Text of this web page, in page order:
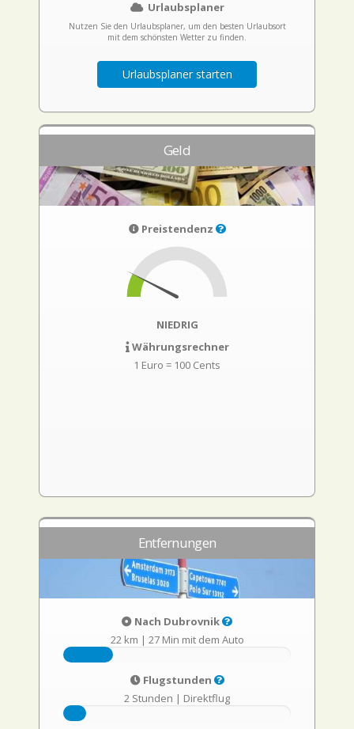
Urlaubsplaner
Nutzen Sie den Urlaubsplaner, um den besten Urlaubsort
mit dem schönsten Wetter zu finden.
Urlaubsplaner starten
Geld
Preistendenz
NIEDRIG
Währungsrechner
1 Euro = 100 Cents
Entfernungen
Nach Dubrovnik
22 km | 27 Min mit dem Auto
Flugstunden
2 Stunden | Direktflug